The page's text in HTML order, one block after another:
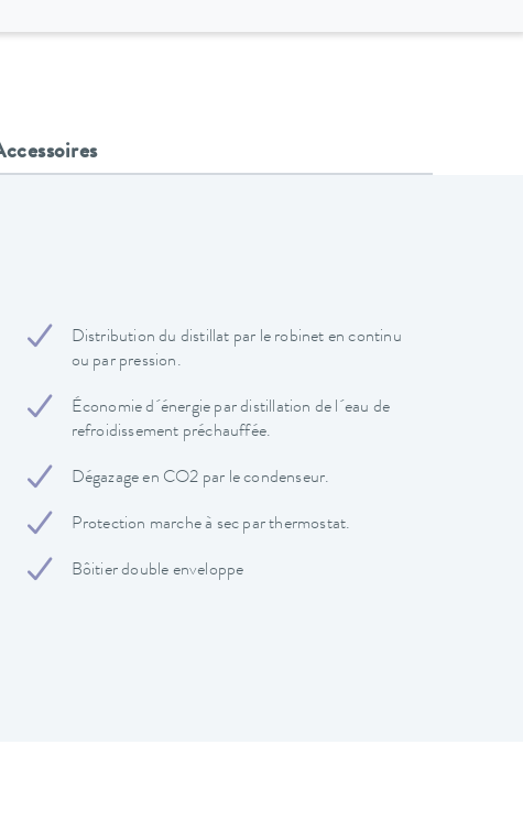
Distribution du distillat par le robinet en continu
ou par pression.
Économie d´énergie par distillation de l´eau de
refroidissement préchauffée.
Dégazage en CO2 par le condenseur.
Protection marche à sec par thermostat.
Bôitier double enveloppe